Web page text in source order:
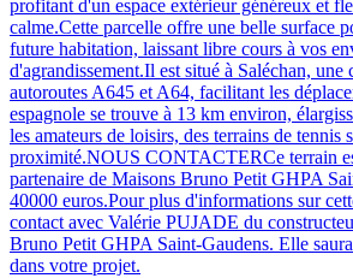
profitant d'un espace extérieur généreux et
calme.Cette parcelle offre une belle surface
future habitation, laissant libre cours à vos
d'agrandissement.Il est situé à Saléchan, une
autoroutes A645 et A64, facilitant les
espagnole se trouve à 13 km environ,
les amateurs de loisirs, des terrains de tennis
proximité.NOUS CONTACTERCe terrain
partenaire de Maisons Bruno Petit GHPA
40000 euros.Pour plus d'informations sur
contact avec Valérie PUJADE du
Bruno Petit GHPA Saint-Gaudens. Elle
dans votre projet.